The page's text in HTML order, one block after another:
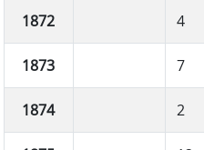
1872 4
1873 7
1874 2